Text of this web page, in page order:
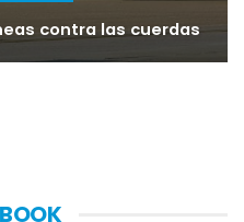
contra las cuerdas